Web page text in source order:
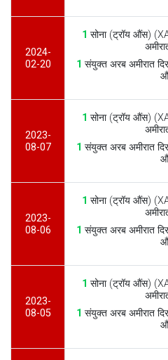
2024-
02-20
1 सोना (ट्रॉय औंस)
1 संयुक्त अरब अमीरात
2023-
08-07
1 सोना (ट्रॉय औंस)
1 संयुक्त अरब अमीरात
2023-
08-06
1 सोना (ट्रॉय औंस)
1 संयुक्त अरब अमीरात
2023-
08-05
1 सोना (ट्रॉय औंस)
1 संयुक्त अरब अमीरात